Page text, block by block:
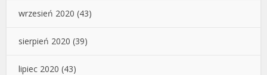
wrzesień 2020 (43)
sierpień 2020 (39)
lipiec 2020 (43)